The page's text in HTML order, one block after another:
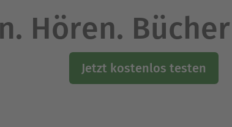
Hören.
Jetzt kostenlos testen